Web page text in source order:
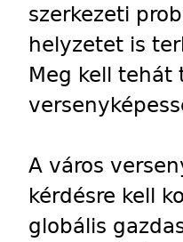
szerkezeti
helyzetet is
Meg kell tehát
A város
kérdésre kell
globális